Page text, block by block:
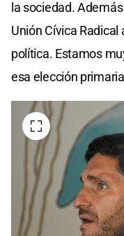
la sociedad.
Unión Cívica
política. Estamos
esa elección